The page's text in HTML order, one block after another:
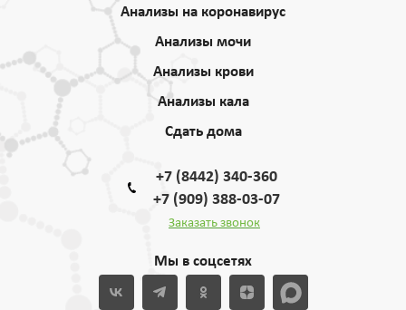
Анализы на коронавирус
Анализы мочи
Анализы крови
Анализы кала
Сдать дома
+7 (8442) 340-360
+7 (909) 388-03-07
Заказать звонок
Мы в соцсетях